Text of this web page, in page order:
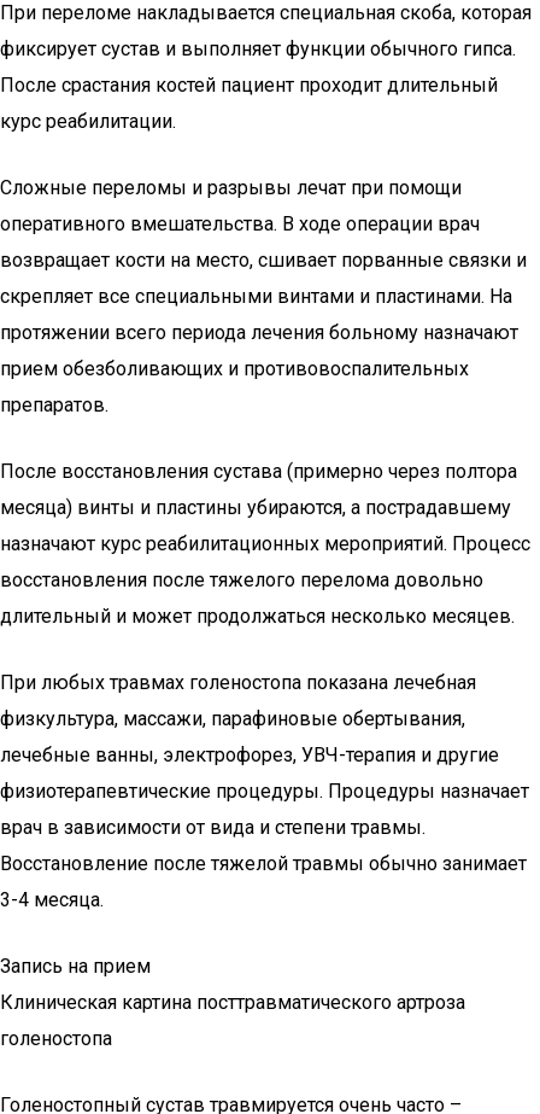
При переломе накладывается специальная скоба, которая
фиксирует сустав и выполняет функции обычного гипса.
После срастания костей пациент проходит длительный
курс реабилитации.
Сложные переломы и разрывы лечат при помощи
оперативного вмешательства. В ходе операции врач
возвращает кости на место, сшивает порванные связки и
скрепляет все специальными винтами и пластинами. На
протяжении всего периода лечения больному назначают
прием обезболивающих и противовоспалительных
препаратов.
После восстановления сустава (примерно через полтора
месяца) винты и пластины убираются, а пострадавшему
назначают курс реабилитационных мероприятий. Процесс
восстановления после тяжелого перелома довольно
длительный и может продолжаться несколько месяцев.
При любых травмах голеностопа показана лечебная
физкультура, массажи, парафиновые обертывания,
лечебные ванны, электрофорез, УВЧ-терапия и другие
физиотерапевтические процедуры. Процедуры назначает
врач в зависимости от вида и степени травмы.
Восстановление после тяжелой травмы обычно занимает
3-4 месяца.
Запись на прием
Клиническая картина посттравматического артроза
голеностопа
Голеностопный сустав травмируется очень часто –